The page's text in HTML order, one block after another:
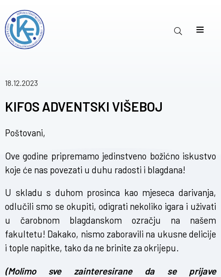
18.12.2023
KIFOS ADVENTSKI VIŠEBOJ
Poštovani,
Ove godine pripremamo jedinstveno božićno iskustvo
koje će nas povezati u duhu radosti i blagdana!
U skladu s duhom prosinca kao mjeseca darivanja,
odlučili smo se okupiti, odigrati nekoliko igara i uživati
u čarobnom blagdanskom ozračju na našem
fakultetu! Dakako, nismo zaboravili na ukusne delicije
i tople napitke, tako da ne brinite za okrijepu.
(Molimo sve zainteresirane da se prijave